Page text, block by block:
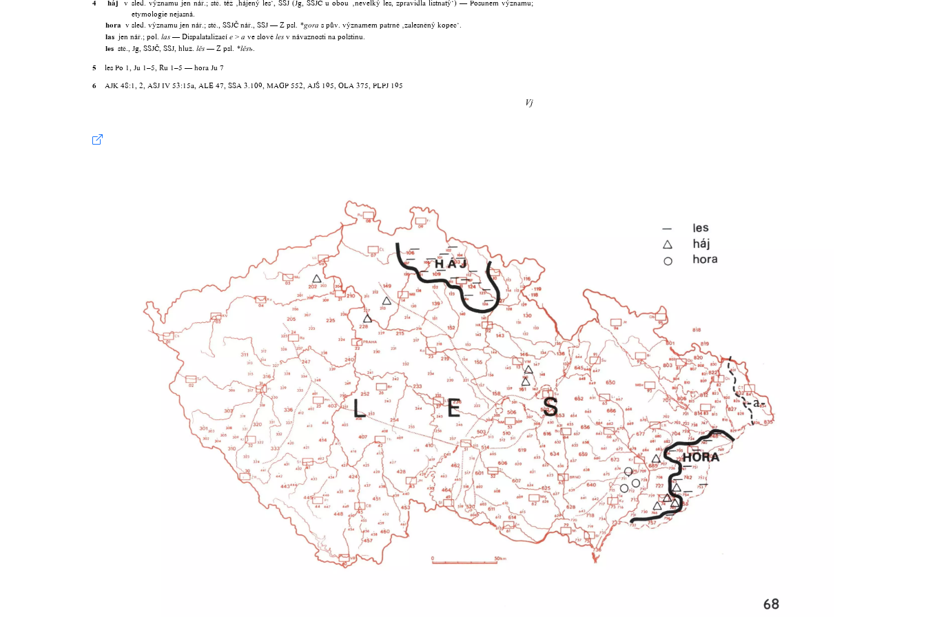
4 háj
v sled. významu jen nář.; stč. též ‚hájený les‘, SSJ (Jg, SSJČ u obou ‚nevelký les, zpravidla listnatý‘) — Posunem významu;
etymologie nejasná.
hora v sled. významu jen nář.; stč., SSJČ nář., SSJ — Z psl. *gora s pův. významem patrně ‚zalesněný kopec‘.
lasjen nář.; pol. las— Dispalatalizací e> a ve slově lesv návaznosti na polštinu.
lesstč., Jg, SSJČ, SSJ, hluž. lěs— Z psl. *lěsъ
5 les Po 1, Ju 1–5, Ru 1–5 — hora Ju 7
6 AJK 48:1, 2, ASJ IV 53:15a, ALE 47, SSA 3.109, MAGP 552, AJŚ 195, OLA 375, PLPJ 195
Vj